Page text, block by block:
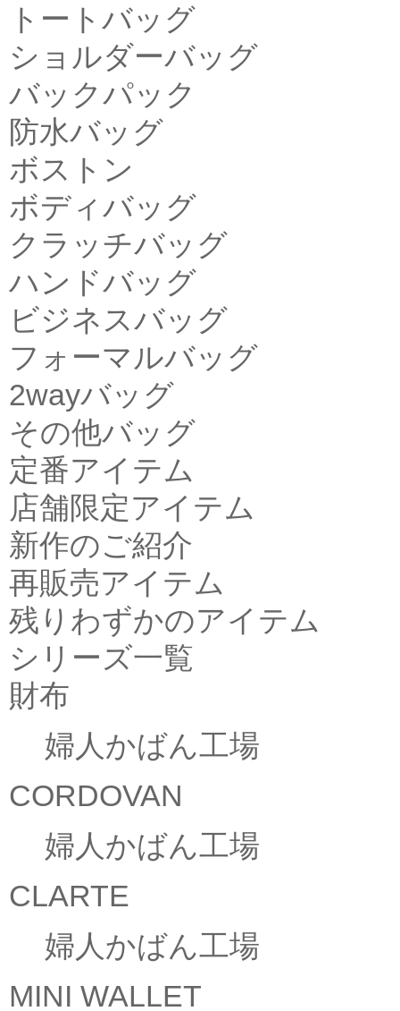
トートバッグ
ショルダーバッグ
バックパック
防水バッグ
ボストン
ボディバッグ
クラッチバッグ
ハンドバッグ
ビジネスバッグ
フォーマルバッグ
2wayバッグ
その他バッグ
定番アイテム
店舗限定アイテム
新作のご紹介
再販売アイテム
残りわずかのアイテム
シリーズ一覧
財布
婦人かばん工場
CORDOVAN
婦人かばん工場
CLARTE
婦人かばん工場
MINI WALLET